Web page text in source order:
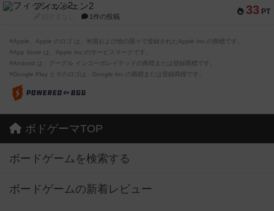
33 PT
フィッシェン2
1件の投稿
※Apple、Apple のロゴ は、米国および他の国々で登録されたApple Inc.の商標です。
※App Store は、Apple Inc.のサービスマークです。
※Android は、グーグル インコーポレイテッドの商標または登録商標です。
※Google Play とそのロゴは、Google Inc.の商標または登録商標です。
ボドゲーマTOP
ボードゲームを検索する
ボードゲームの新着レビュー